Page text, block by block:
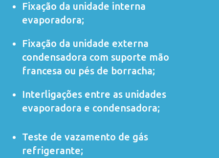
Fixação da unidade interna
evaporadora;
Fixação da unidade externa
condensadora com suporte mão
francesa ou pés de borracha;
Interligações entre as unidades
evaporadora e condensadora;
Teste de vazamento de gás
refrigerante;